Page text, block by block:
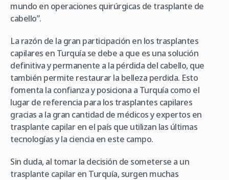
mundo en operaciones quirúrgicas de trasplante de
cabello”.
La razón de la gran participación en los trasplantes
capilares en Turquía se debe a que es una solución
definitiva y permanente a la pérdida del cabello, que
también permite restaurar la belleza perdida. Esto
fomenta la confianza y posiciona a Turquía como el
lugar de referencia para los trasplantes capilares
gracias a la gran cantidad de médicos y expertos en
trasplante capilar en el país que utilizan las últimas
tecnologías y la ciencia en este campo.
Sin duda, al tomar la decisión de someterse a un
trasplante capilar en Turquía, surgen muchas